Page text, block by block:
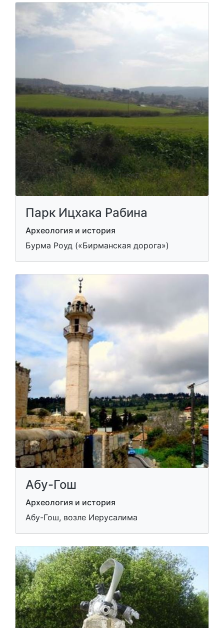
Парк Ицхака Рабина
Археология и история
Бурма Роуд («Бирманская дорога»)
Абу-Гош
Археология и история
Абу-Гош, возле Иерусалима